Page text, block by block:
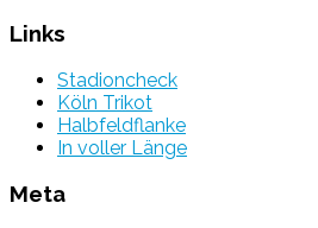
Links
Stadioncheck
Köln Trikot
Halbfeldflanke
In voller Länge
Meta